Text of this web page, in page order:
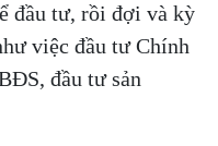
đầu tư, rồi đợi và kỳ
việc đầu tư Chính
đầu tư sản